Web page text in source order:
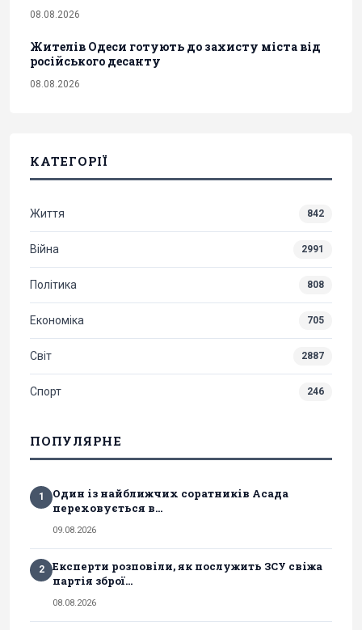
08.08.2026
Жителів Одеси готують до захисту міста від
російського десанту
08.08.2026
КАТЕГОРІЇ
Життя 842
Війна 2991
Політика 808
Економіка 705
Світ 2887
Спорт 246
ПОПУЛЯРНЕ
1
Один із найближчих соратників Асада
переховується в...
09.08.2026
2
Експерти розповіли, як послужить ЗСУ свіжа
партія зброї...
08.08.2026